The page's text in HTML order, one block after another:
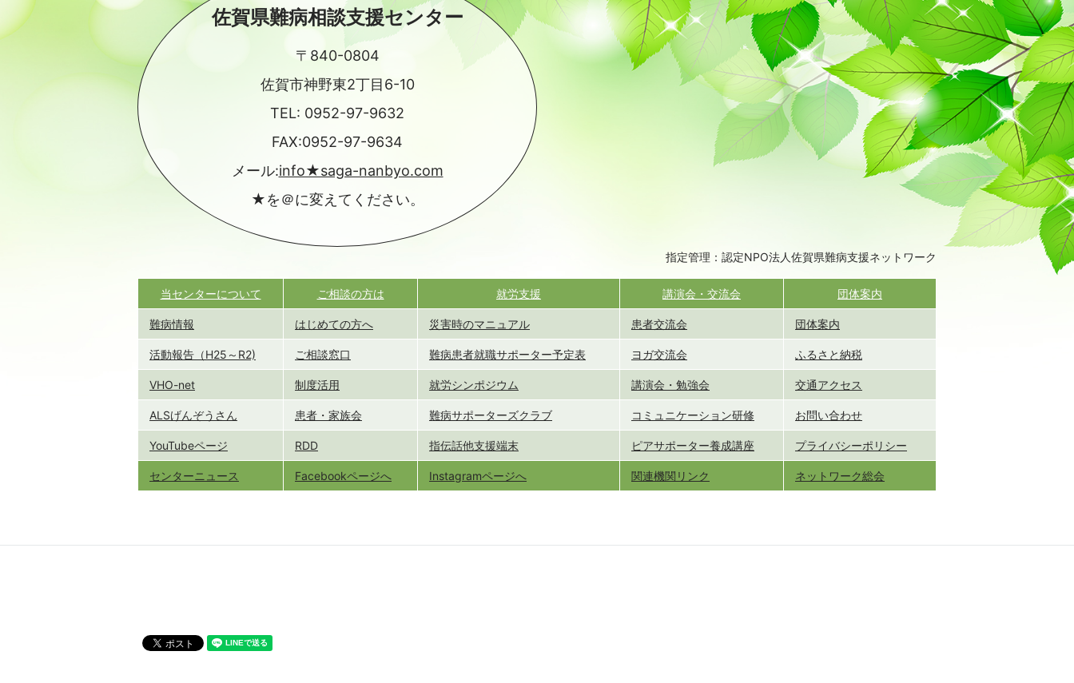
佐賀県難病相談支援センター
〒840-0804
佐賀市神野東2丁目6-10
TEL: 0952-97-9632
FAX:0952-97-9634
メール:info★saga-nanbyo.com
★を＠に変えてください。
指定管理：認定NPO法人佐賀県難病支援ネットワーク
当センターについて ご相談の方は 就労支援 講演会・交流会 団体案内
難病情報 はじめての方へ 災害時のマニュアル 患者交流会 団体案内
活動報告（H25～R2) ご相談窓口 難病患者就職サポーター予定表 ヨガ交流会 ふるさと納税
VHO-net 制度活用 就労シンポジウム 講演会・勉強会 交通アクセス
ALSげんぞうさん 患者・家族会 難病サポーターズクラブ コミュニケーション研修 お問い合わせ
YouTubeページ RDD 指伝話他支援端末 ピアサポーター養成講座 プライバシーポリシー
センターニュース Facebookページへ Instagramページへ 関連機関リンク ネットワーク総会